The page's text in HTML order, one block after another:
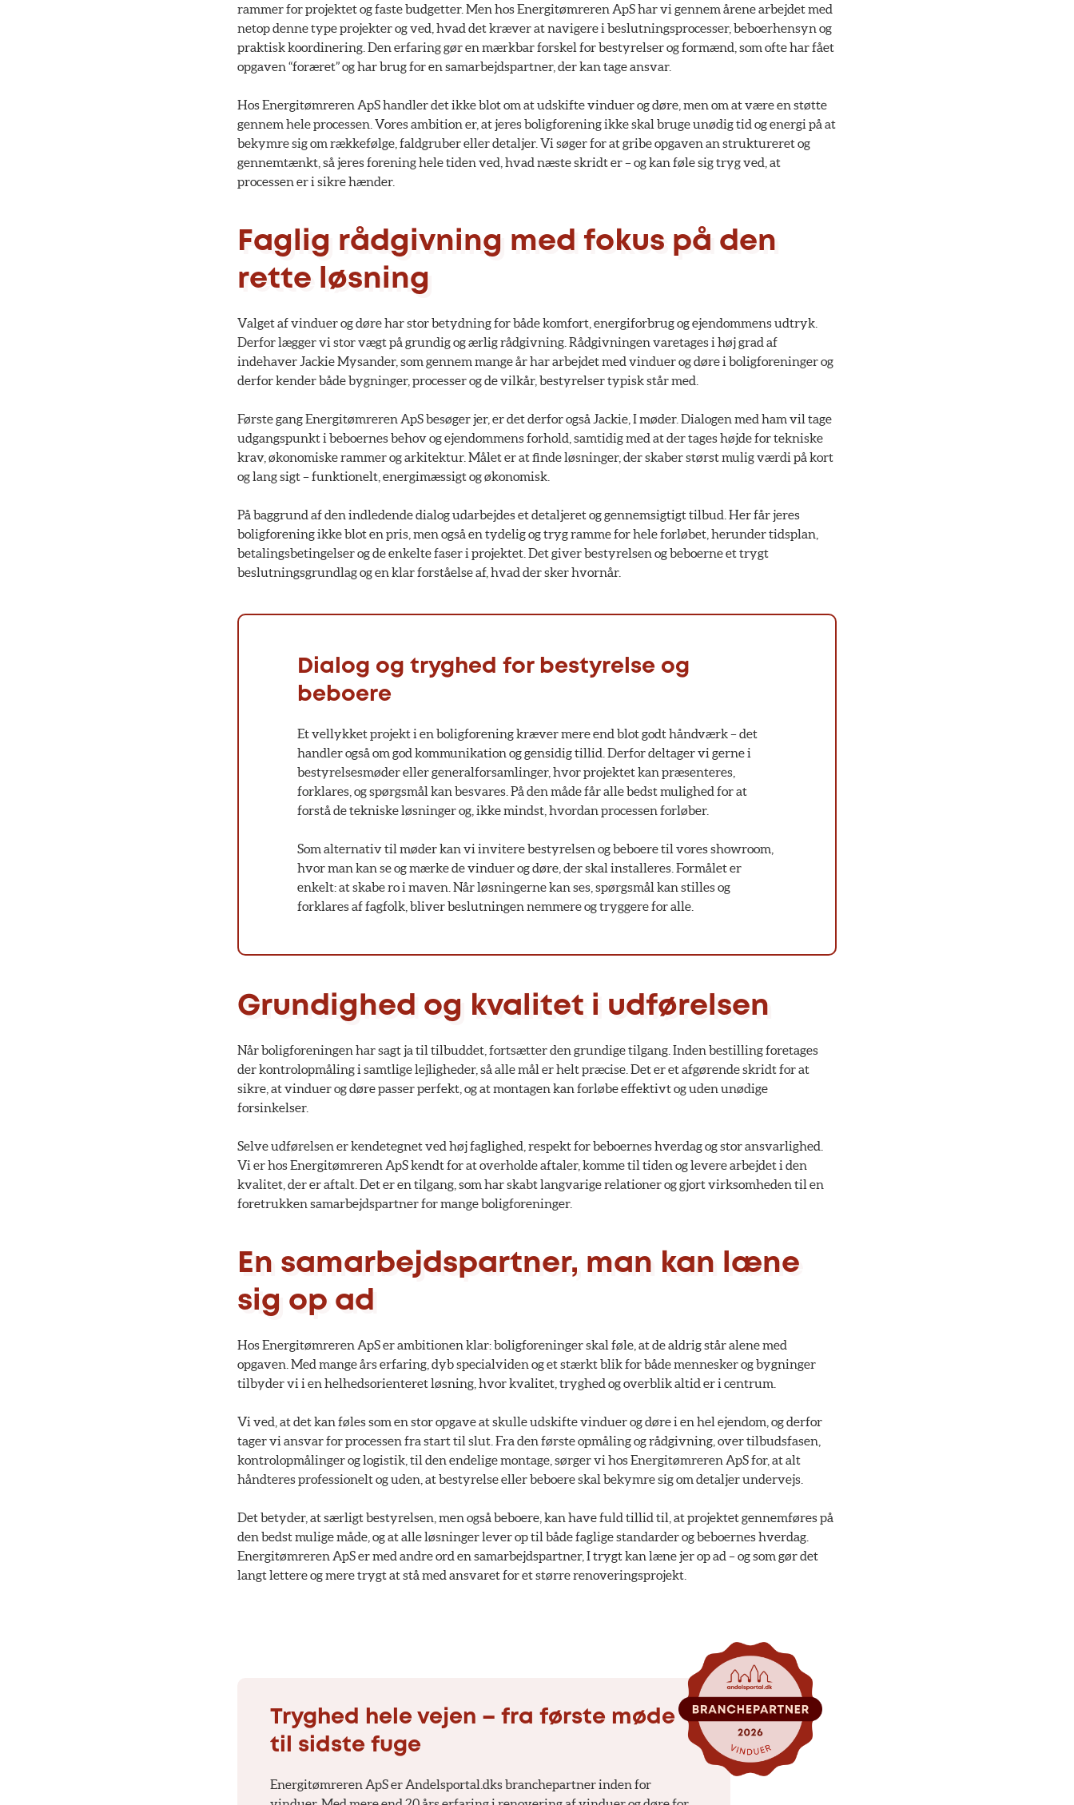
rammer for projektet og faste budgetter. Men hos Energitømreren ApS har vi gennem årene arbejdet med
netop denne type projekter og ved, hvad det kræver at navigere i beslutningsprocesser, beboerhensyn og
praktisk koordinering. Den erfaring gør en mærkbar forskel for bestyrelser og formænd, som ofte har fået
opgaven “foræret” og har brug for en samarbejdspartner, der kan tage ansvar.
Hos Energitømreren ApS handler det ikke blot om at udskifte vinduer og døre, men om at være en støtte
gennem hele processen. Vores ambition er, at jeres boligforening ikke skal bruge unødig tid og energi på at
bekymre sig om rækkefølge, faldgruber eller detaljer. Vi søger for at gribe opgaven an struktureret og
gennemtænkt, så jeres forening hele tiden ved, hvad næste skridt er – og kan føle sig tryg ved, at
processen er i sikre hænder.
Faglig rådgivning med fokus på den
rette løsning
Valget af vinduer og døre har stor betydning for både komfort, energiforbrug og ejendommens udtryk.
Derfor lægger vi stor vægt på grundig og ærlig rådgivning. Rådgivningen varetages i høj grad af
indehaver Jackie Mysander, som gennem mange år har arbejdet med vinduer og døre i boligforeninger og
derfor kender både bygninger, processer og de vilkår, bestyrelser typisk står med.
Første gang Energitømreren ApS besøger jer, er det derfor også Jackie, I møder. Dialogen med ham vil tage
udgangspunkt i beboernes behov og ejendommens forhold, samtidig med at der tages højde for tekniske
krav, økonomiske rammer og arkitektur. Målet er at finde løsninger, der skaber størst mulig værdi på kort
og lang sigt – funktionelt, energimæssigt og økonomisk.
På baggrund af den indledende dialog udarbejdes et detaljeret og gennemsigtigt tilbud. Her får jeres
boligforening ikke blot en pris, men også en tydelig og tryg ramme for hele forløbet, herunder tidsplan,
betalingsbetingelser og de enkelte faser i projektet. Det giver bestyrelsen og beboerne et trygt
beslutningsgrundlag og en klar forståelse af, hvad der sker hvornår.
Dialog og tryghed for bestyrelse og
beboere
Et vellykket projekt i en boligforening kræver mere end blot godt håndværk – det
handler også om god kommunikation og gensidig tillid. Derfor deltager vi gerne i
bestyrelsesmøder eller generalforsamlinger, hvor projektet kan præsenteres,
forklares, og spørgsmål kan besvares. På den måde får alle bedst mulighed for at
forstå de tekniske løsninger og, ikke mindst, hvordan processen forløber.
Som alternativ til møder kan vi invitere bestyrelsen og beboere til vores showroom,
hvor man kan se og mærke de vinduer og døre, der skal installeres. Formålet er
enkelt: at skabe ro i maven. Når løsningerne kan ses, spørgsmål kan stilles og
forklares af fagfolk, bliver beslutningen nemmere og tryggere for alle.
Grundighed og kvalitet i udførelsen
Når boligforeningen har sagt ja til tilbuddet, fortsætter den grundige tilgang. Inden bestilling foretages
der kontrolopmåling i samtlige lejligheder, så alle mål er helt præcise. Det er et afgørende skridt for at
sikre, at vinduer og døre passer perfekt, og at montagen kan forløbe effektivt og uden unødige
forsinkelser.
Selve udførelsen er kendetegnet ved høj faglighed, respekt for beboernes hverdag og stor ansvarlighed.
Vi er hos Energitømreren ApS kendt for at overholde aftaler, komme til tiden og levere arbejdet i den
kvalitet, der er aftalt. Det er en tilgang, som har skabt langvarige relationer og gjort virksomheden til en
foretrukken samarbejdspartner for mange boligforeninger.
En samarbejdspartner, man kan læne
sig op ad
Hos Energitømreren ApS er ambitionen klar: boligforeninger skal føle, at de aldrig står alene med
opgaven. Med mange års erfaring, dyb specialviden og et stærkt blik for både mennesker og bygninger
tilbyder vi i en helhedsorienteret løsning, hvor kvalitet, tryghed og overblik altid er i centrum.
Vi ved, at det kan føles som en stor opgave at skulle udskifte vinduer og døre i en hel ejendom, og derfor
tager vi ansvar for processen fra start til slut. Fra den første opmåling og rådgivning, over tilbudsfasen,
kontrolopmålinger og logistik, til den endelige montage, sørger vi hos Energitømreren ApS for, at alt
håndteres professionelt og uden, at bestyrelse eller beboere skal bekymre sig om detaljer undervejs.
Det betyder, at særligt bestyrelsen, men også beboere, kan have fuld tillid til, at projektet gennemføres på
den bedst mulige måde, og at alle løsninger lever op til både faglige standarder og beboernes hverdag.
Energitømreren ApS er med andre ord en samarbejdspartner, I trygt kan læne jer op ad – og som gør det
langt lettere og mere trygt at stå med ansvaret for et større renoveringsprojekt.
Tryghed hele vejen – fra første møde
til sidste fuge
Energitømreren ApS er Andelsportal.dks branchepartner inden for